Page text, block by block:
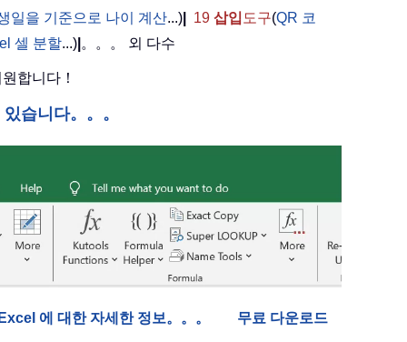
일을 기준으로 나이 계산...) 19 삽입 도구(QR 코
셀 분할...) 。。。 외 다수
합니다！
습니다。。。
에 대한 자세한 정보。。。 무료 다운로드